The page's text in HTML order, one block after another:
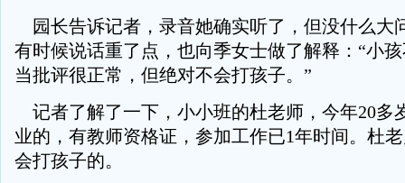
园长告诉记者，录音她确实听了，但没什么大
有时候说话重了点，也向季女士做了解释：“小
当批评很正常，但绝对不会打孩子。”
记者了解了一下，小小班的杜老师，今年20多
业的，有教师资格证，参加工作已1年时间。杜
会打孩子的。